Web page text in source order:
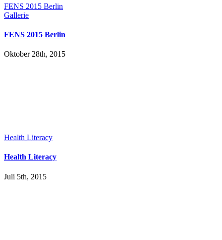
FENS 2015 Berlin
Gallerie
FENS 2015 Berlin
Oktober 28th, 2015
Health Literacy
Health Literacy
Juli 5th, 2015